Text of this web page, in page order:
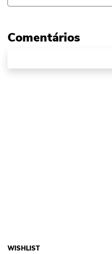
Comentários
WISHLIST